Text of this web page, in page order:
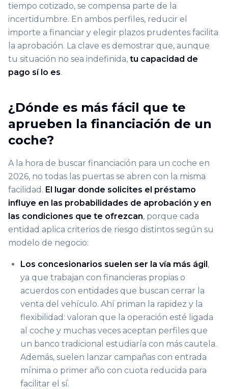
tiempo cotizado, se compensa parte de la
incertidumbre. En ambos perfiles, reducir el
importe a financiar y elegir plazos prudentes facilita
la aprobación. La clave es demostrar que, aunque
tu situación no sea indefinida, tu capacidad de
pago sí lo es.
¿Dónde es más fácil que te
aprueben la financiación de un
coche?
A la hora de buscar financiación para un coche en
2026, no todas las puertas se abren con la misma
facilidad. El lugar donde solicites el préstamo
influye en las probabilidades de aprobación y en
las condiciones que te ofrezcan, porque cada
entidad aplica criterios de riesgo distintos según su
modelo de negocio:
Los concesionarios suelen ser la vía más ágil,
ya que trabajan con financieras propias o
acuerdos con entidades que buscan cerrar la
venta del vehículo. Ahí priman la rapidez y la
flexibilidad: valoran que la operación esté ligada
al coche y muchas veces aceptan perfiles que
un banco tradicional estudiaría con más cautela.
Además, suelen lanzar campañas con entrada
mínima o primer año con cuota reducida para
facilitar el sí.